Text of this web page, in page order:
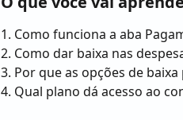
1. Como funciona a aba
2. Como dar baixa nas
3. Por que as opções de
4. Qual plano dá acesso ao